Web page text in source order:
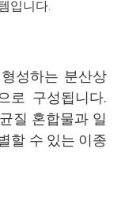
입니다.
성하는 분산상
로 구성됩니다.
질 혼합물과 일
할 수 있는 이종